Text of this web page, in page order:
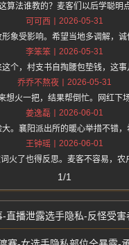
法谁教的？麦客们以后学聪明
可可西
2026-05-31
象受影响。希望当地多调解，诚
李笨笨
2026-05-31
个，村支书自掏腰包垫钱，这事
乔乔不熬夜
2026-05-31
火一把，结果帮倒忙。网红下
姜逸磊
2026-06-01
。襄阳派出所的暖心举措不错，
王钟瑶
2026-06-01
火了也得反思。麦客不容易，
1/1
-直播泄露选手隐私-反怪受